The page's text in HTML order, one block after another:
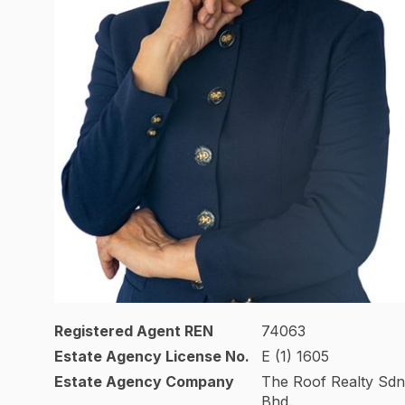
Registered Agent REN
74063
Estate Agency License No.
E (1) 1605
Estate Agency Company
The Roof Realty
Bhd.